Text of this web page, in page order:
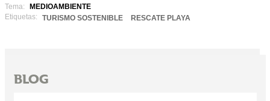
Tema:
MEDIOAMBIENTE
Etiquetas:
TURISMO SOSTENIBLE RESCATE PLAYA
BLOG